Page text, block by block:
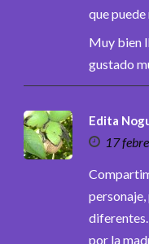
que
Muy bien
gustado
Edita
17
por la